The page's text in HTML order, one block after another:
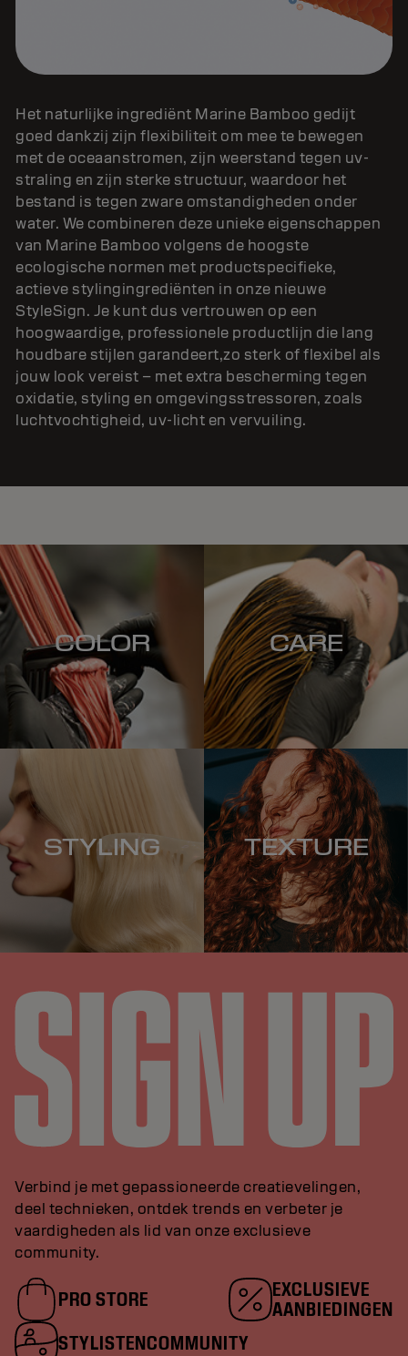
Het naturlijke ingrediënt Marine Bamboo gedijt
goed dankzij zijn flexibiliteit om mee te bewegen
met de oceaanstromen, zijn weerstand tegen uv-
straling en zijn sterke structuur, waardoor het
bestand is tegen zware omstandigheden onder
water. We combineren deze unieke eigenschappen
van Marine Bamboo volgens de hoogste
ecologische normen met productspecifieke,
actieve stylingingrediënten in onze nieuwe
StyleSign. Je kunt dus vertrouwen op een
hoogwaardige, professionele productlijn die lang
houdbare stijlen garandeert,zo sterk of flexibel als
jouw look vereist – met extra bescherming tegen
oxidatie, styling en omgevingsstressoren, zoals
luchtvochtigheid, uv-licht en vervuiling.
COLOR CARE
STYLING TEXTURE
Verbind je met gepassioneerde creatievelingen,
deel technieken, ontdek trends en verbeter je
vaardigheden als lid van onze exclusieve
community.
PRO STORE
EXCLUSIEVE
AANBIEDINGEN
STYLISTENCOMMUNITY